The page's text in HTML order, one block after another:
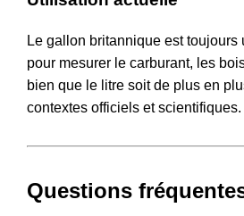
Le gallon britannique est
pour mesurer le carburant, les
bien que le litre soit de plus en
contextes officiels et scientifiques.
Questions